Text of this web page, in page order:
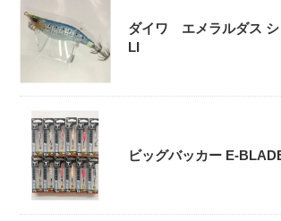
ダイワ エメラルダス シ
LI
ビッグバッカー E-